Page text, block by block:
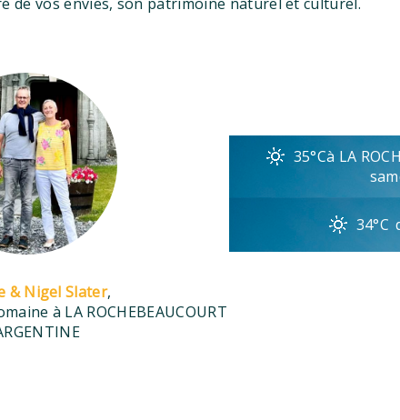
& Nigel Slater,
à LA ROCHEBEAUCOURT
35°Cà LA
34°C